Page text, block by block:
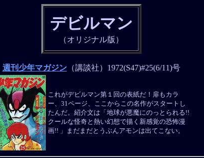
デビルマン
（オリジナル版）
週刊少年マガジン（講談社）1972(S47)#25(6/11)号
これがデビルマン第１回の表紙だ！扉もカラ
ー、31ページ、ここからこの名作がスタートし
たんだ。紹介文は「地球が悪魔にのっとられる!!
クールな怪奇と熱い幻想で描く新感覚の恐怖漫
画!! 」まだまだとうぶんアモンは出てこない。